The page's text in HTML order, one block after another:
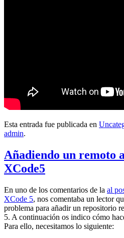
Esta entrada fue publicada en
admin.
Añadiendo un remoto
XCode5
En uno de los comentarios de la al
XCode 5, nos comentaba un lector
problema para añadir un repositorio
5. A continuación os indico cómo
Para ello, necesitamos lo siguiente: